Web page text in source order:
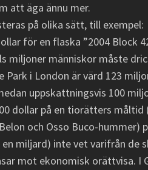
att äga ännu mer.
på olika sätt, till exempel:
för en flaska ”2004 Block
miljoner människor måste
Park i London är värd 123
uppskattningsvis 100
dollar på en tiorätters
och Osso Buco-hummer)
miljard) inte vet varifrån de
mot ekonomisk orättvisa.